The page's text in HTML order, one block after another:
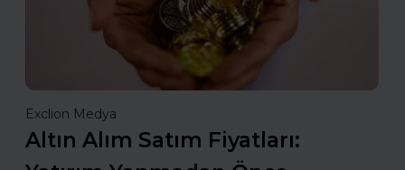
Exclion Medya
Altın Alım Satım Fiyatları: